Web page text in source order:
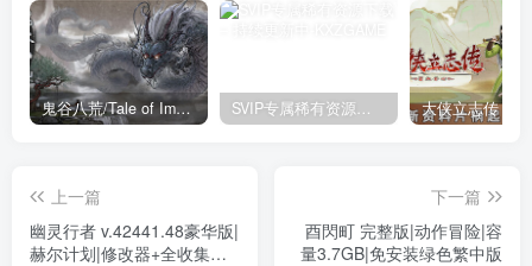
鬼谷八荒/Tale of Immortal v1.2.105.259|角色扮演|容量27.4GB|免安装绿色中文版
上一篇
幽灵行者 v.42441.48豪华版|
赫尔计划|修改器+全收集初
下一篇
酉閃町 完整版|动作冒险|容
量3.7GB|免安装绿色繁中版